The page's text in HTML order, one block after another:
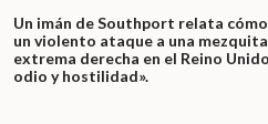
Un imán de Southport relata
un violento ataque a una
extrema derecha en el Reino
odio y hostilidad».